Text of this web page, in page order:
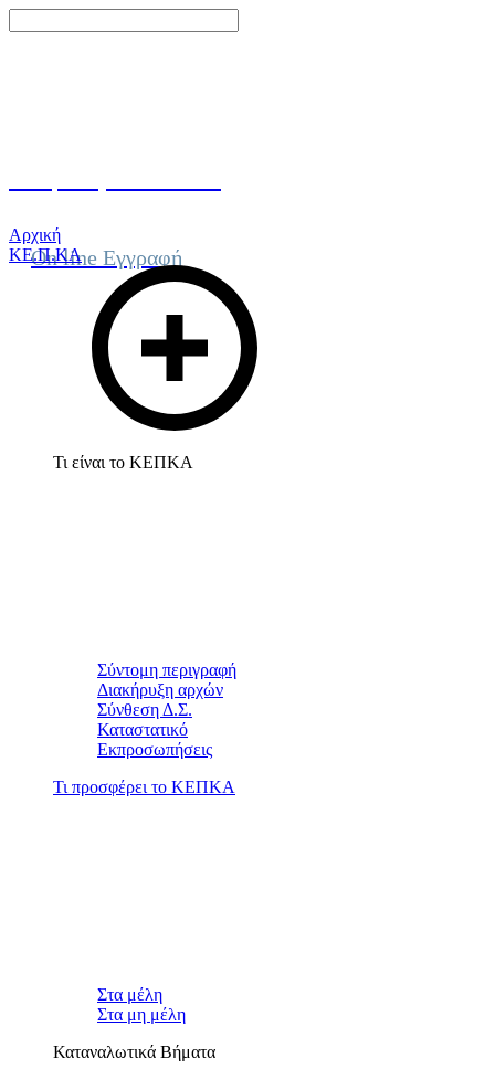
On line Εγγραφή
Αρχική
ΚΕ.Π.ΚΑ
Τι είναι το ΚΕΠΚΑ
Σύντομη περιγραφή
Διακήρυξη αρχών
Σύνθεση Δ.Σ.
Καταστατικό
Εκπροσωπήσεις
Τι προσφέρει το ΚΕΠΚΑ
Στα μέλη
Στα μη μέλη
Καταναλωτικά Βήματα